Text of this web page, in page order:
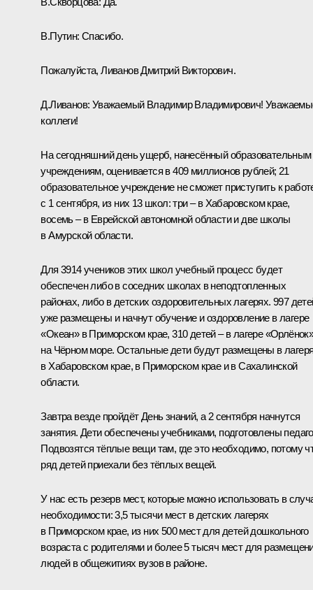
В.Путин: Спасибо.
Пожалуйста, Ливанов Дмитрий Викторович.
Д.Ливанов: Уважаемый Владимир Владимирович!
коллеги!
На сегодняшний день ущерб, нанесённый образовательным
учреждениям, оценивается в 409 миллионов рублей; 21
образовательное учреждение не сможет приступить к
с 1 сентября, из них 13 школ: три – в Хабаровском крае,
восемь – в Еврейской автономной области и две школы
в Амурской области.
Для 3914 учеников этих школ учебный процесс будет
обеспечен либо в соседних школах в неподтопленных
районах, либо в детских оздоровительных лагерях. 997
уже размещены и начнут обучение и оздоровление в лагере
«Океан» в Приморском крае, 310 детей – в лагере
на Чёрном море. Остальные дети будут размещены в
в Хабаровском крае, в Приморском крае и в Сахалинской
области.
Завтра везде пройдёт День знаний, а 2 сентября начнутся
занятия. Дети обеспечены учебниками, подготовлены
Подвозятся тёплые вещи там, где это необходимо, потому
ряд детей приехали без тёплых вещей.
У нас есть резерв мест, которые можно использовать в
необходимости: 3,5 тысячи мест в детских лагерях
в Приморском крае, из них 500 мест для детей дошкольного
возраста с родителями и более 5 тысяч мест для
людей в общежитиях вузов в районе.